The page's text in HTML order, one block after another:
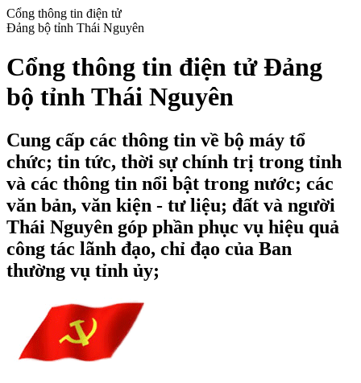
Cổng thông tin điện tử
Đảng bộ tỉnh Thái Nguyên
Cổng thông tin điện tử Đảng
bộ tỉnh Thái Nguyên
Cung cấp các thông tin về bộ máy tổ
chức; tin tức, thời sự chính trị trong tỉnh
và các thông tin nổi bật trong nước; các
văn bản, văn kiện - tư liệu; đất và người
Thái Nguyên góp phần phục vụ hiệu quả
công tác lãnh đạo, chỉ đạo của Ban
thường vụ tỉnh ủy;